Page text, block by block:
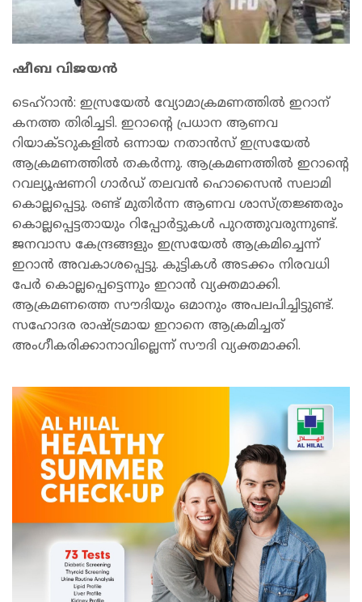
ഷീബ വിജയൻ
ടെഹ്റാൻ: ഇസ്രയേല്‍ വ്യോമാക്രമണത്തില്‍ ഇറാന്
കനത്ത തിരിച്ചടി. ഇറാന്‍റെ പ്രധാന ആണവ
റിയാക്ടറുകളില്‍ ഒന്നായ നതാന്‍സ് ഇസ്രയേല്‍
ആക്രമണത്തില്‍ തകര്‍ന്നു. ആക്രമണത്തിൽ ഇറാന്‍റെ
റവല്യൂഷണറി ഗാർഡ് തലവൻ ഹൊസൈൻ സലാമി
കൊല്ലപ്പെട്ടു. രണ്ട് മുതിർന്ന ആണവ ശാസ്ത്രജ്ഞരും
കൊല്ലപ്പെട്ടതായും റിപ്പോർട്ടുകൾ‌ പുറത്തുവരുന്നുണ്ട്.
ജനവാസ കേന്ദ്രങ്ങളും ഇസ്രയേല്‍ ആക്രമിച്ചെന്ന്
ഇറാന്‍ അവകാശപ്പെട്ടു. കുട്ടികള്‍ അടക്കം നിരവധി
പേര്‍ കൊല്ലപ്പെട്ടെന്നും ഇറാന്‍ വ്യക്തമാക്കി.
ആക്രമണത്തെ സൗദിയും ഒമാനും അപലപിച്ചിട്ടുണ്ട്.
സഹോദര രാഷ്ട്രമായ ഇറാനെ ആക്രമിച്ചത്
അംഗീകരിക്കാനാവില്ലെന്ന് സൗദി വ്യക്തമാക്കി.